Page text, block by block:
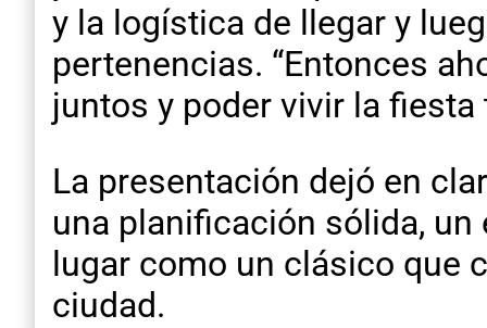
y la logística de llegar y
pertenencias. “Entonces
juntos y poder vivir la
La presentación dejó en
una planificación sólida,
lugar como un clásico que
ciudad.